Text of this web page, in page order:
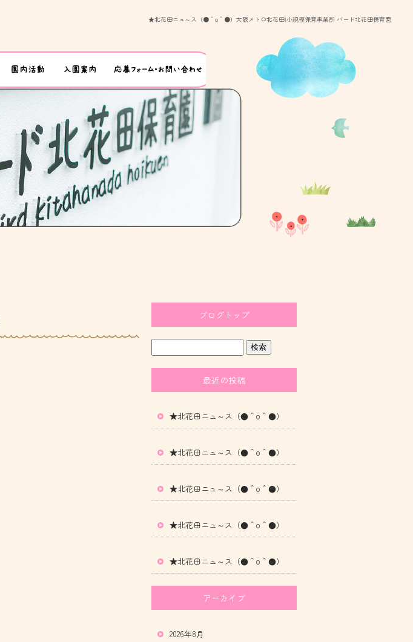
★北花田ニュ～ス（●＾o＾●）大阪メトロ北花田|小規模保育事業所 バード北花田保育園
ブログトップ
最近の投稿
★北花田ニュ～ス（●＾o＾●）
★北花田ニュ～ス（●＾o＾●）
★北花田ニュ～ス（●＾o＾●）
★北花田ニュ～ス（●＾o＾●）
★北花田ニュ～ス（●＾o＾●）
アーカイブ
2026年8月